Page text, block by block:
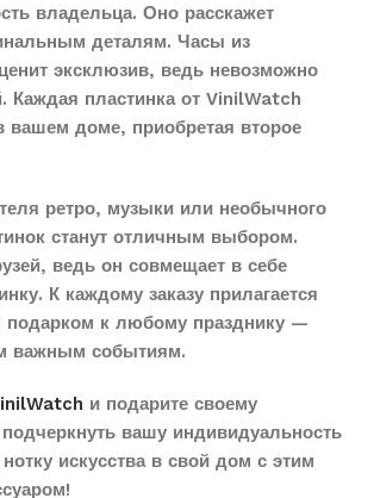
владельца. Оно расскажет
деталям. Часы из
эксклюзив, ведь невозможно
Каждая пластинка от VinilWatch
вашем доме, приобретая второе
ретро, музыки или необычного
станут отличным выбором.
ведь он совмещает в себе
К каждому заказу прилагается
подарком к любому празднику —
важным событиям.
и подарите своему
вашу индивидуальность
искусства в свой дом с этим